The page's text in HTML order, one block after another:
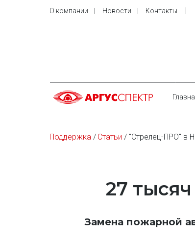
О компании Новости Контакты
Поддержка / Статьи / "Стрелец-ПРО" в
27
Замена пожарной